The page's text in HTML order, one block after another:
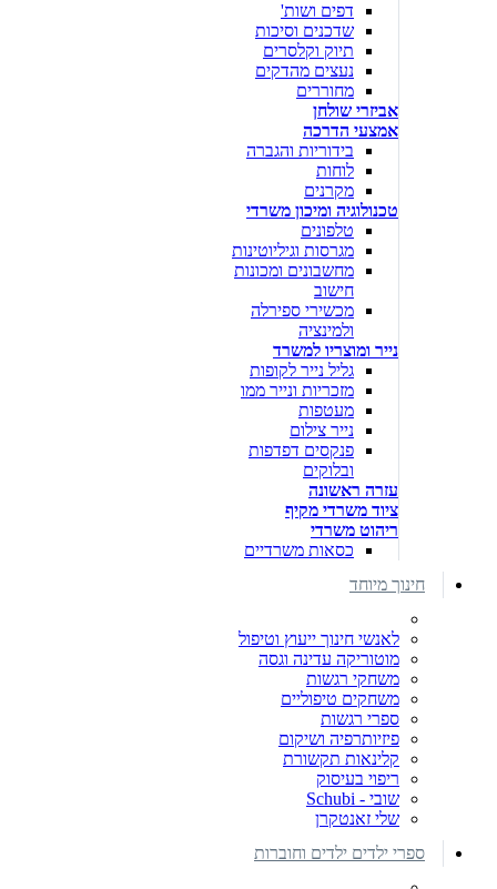
דפים ושות'
שדכנים וסיכות
תיוק וקלסרים
נעצים מהדקים
מחוררים
אביזרי שולחן
אמצעי הדרכה
בידוריות והגברה
לוחות
מקרנים
טכנולוגיה ומיכון משרדי
טלפונים
מגרסות וגיליוטינות
מחשבונים ומכונות
חישוב
מכשירי ספירלה
ולמינציה
נייר ומוצריו למשרד
גליל נייר לקופות
מזכריות ונייר ממו
מעטפות
נייר צילום
פנקסים דפדפות
ובלוקים
עזרה ראשונה
ציוד משרדי מקיף
ריהוט משרדי
כסאות משרדיים
חינוך מיוחד
לאנשי חינוך ייעוץ וטיפול
מוטוריקה עדינה וגסה
משחקי רגשות
משחקים טיפוליים
ספרי רגשות
פיזיותרפיה ושיקום
קלינאות תקשורת
ריפוי בעיסוק
שובי - Schubi
שלי זאנטקרן
ספרי ילדים ילדים וחוברות